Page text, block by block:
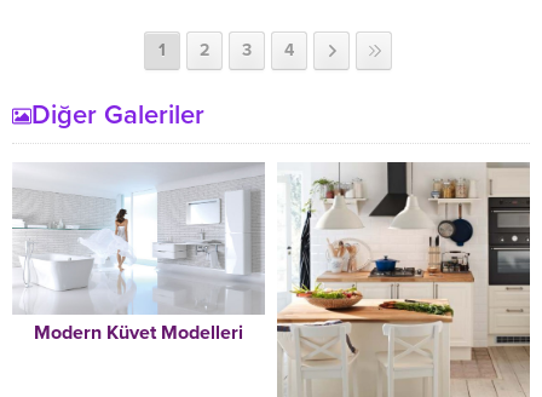
1 2 3 4
Diğer Galeriler
Modern Küvet Modelleri